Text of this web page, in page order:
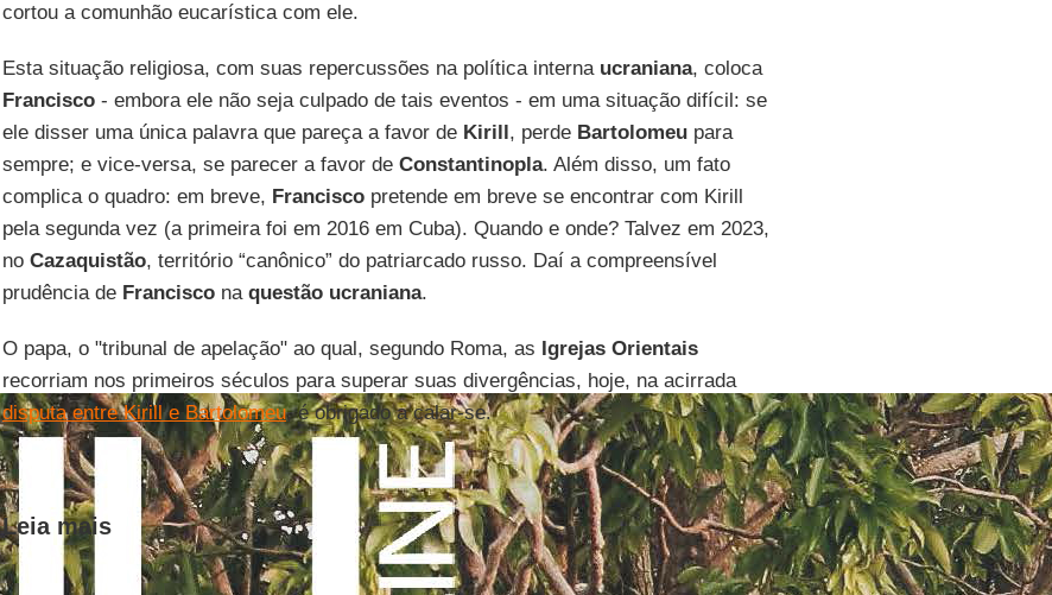
cortou a comunhão eucarística com ele.
Esta situação religiosa, com suas repercussões na política interna ucraniana, coloca
Francisco- embora ele não seja culpado de tais eventos - em uma situação difícil: se
ele disser uma única palavra que pareça a favor de Kirill, perde Bartolomeupara
sempre; e vice-versa, se parecer a favor de Constantinopla. Além disso, um fato
complica o quadro: em breve, Franciscopretende em breve se encontrar com Kirill
pela segunda vez (a primeira foi em 2016 em Cuba). Quando e onde? Talvez em 2023,
no Cazaquistão, território “canônico” do patriarcado russo. Daí a compreensível
prudência de Franciscona questão ucraniana.
O papa, o "tribunal de apelação" ao qual, segundo Roma, as Igrejas Orientais
recorriam nos primeiros séculos para superar suas divergências, hoje, na acirrada
disputa entre Kirill e Bartolomeu, é obrigado a calar-se.
Leia mais